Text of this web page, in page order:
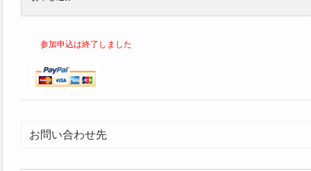
参加申込は終了しました
お問い合わせ先